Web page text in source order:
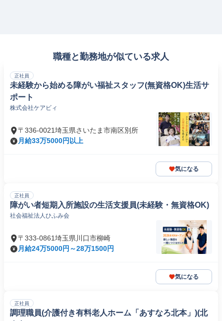
職種と勤務地が似ている求人
正社員
未経験から始める障がい福祉スタッフ(無資格OK)生活サ
ポート
株式会社ケアビィ
〒336-0021埼玉県さいたま市南区別所
月給33万5000円以上
気になる
正社員
障がい者短期入所施設の生活支援員(未経験・無資格OK)
社会福祉法人ひふみ会
〒333-0861埼玉県川口市柳崎
月給24万5000円～28万1500円
気になる
正社員
調理職員(介護付き有料老人ホーム「あすなろ北本」)(北